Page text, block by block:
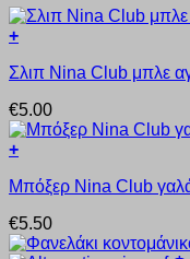
+
το
έχει
πολλαπλές
παραλλαγές.
επιλογές
να
επιλεγούν
Σλιπ Nina Club μπλε
€5.00
+
το
έχει
πολλαπλές
Μπόξερ Nina Club
€5.50